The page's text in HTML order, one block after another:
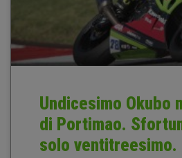
Undicesimo Okubo
di Portimao.
solo ventitreesimo.